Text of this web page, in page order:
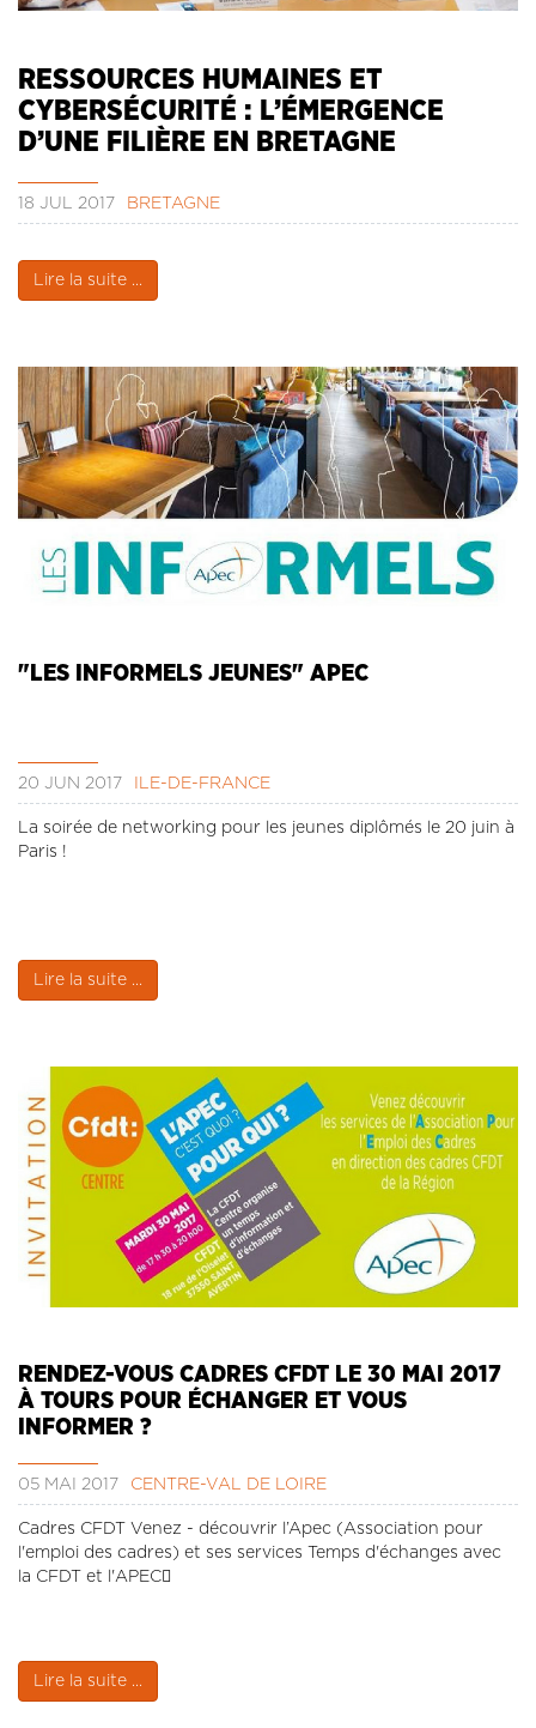
LE CREFAC
L’OBSERVATOIRE DES CADRES
RESSOURCES HUMAINES ET
CYBERSÉCURITÉ : L’ÉMERGENCE
D’UNE FILIÈRE EN BRETAGNE
18 JUL 2017 BRETAGNE
Lire la suite ...
"LES INFORMELS JEUNES" APEC
20 JUN 2017 ÎLE-DE-FRANCE
La soirée de networking pour les jeunes diplômés le 20 juin à
Paris !
Lire la suite ...
RENDEZ-VOUS CADRES CFDT LE 30 MAI 2017
À TOURS POUR ÉCHANGER ET VOUS
INFORMER ?
05 MAI 2017 CENTRE-VAL DE LOIRE
Cadres CFDT Venez - découvrir l’Apec (Association pour
l'emploi des cadres) et ses services Temps d'échanges avec
la CFDT et l'APEC
Lire la suite ...